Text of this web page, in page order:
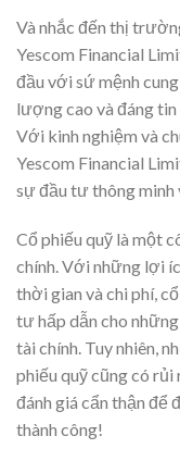
Và nhắc đến thị
Yescom Financial
đầu với sứ mệnh
lượng cao và đáng
Với kinh nghiệm và
Yescom Financial
sự đầu tư thông minh
Cổ phiếu quỹ là một
chính. Với những lợi
thời gian và chi phí,
tư hấp dẫn cho
tài chính. Tuy nhiên,
phiếu quỹ cũng có
đánh giá cẩn thận để
thành công!